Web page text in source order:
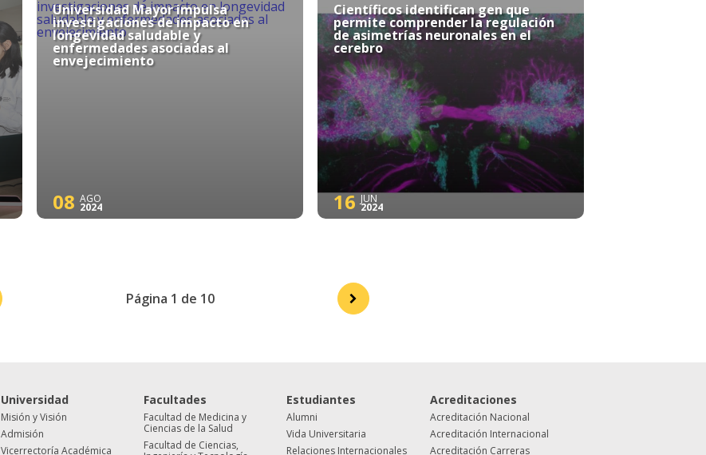
Universidad Mayor impulsa
investigaciones de impacto en
longevidad saludable y
enfermedades asociadas al
envejecimiento
08 AGO
2024
Científicos identifican gen que
permite comprender la regulación
de asimetrías neuronales en el
cerebro
16 JUN
2024
Página 1 de 10
Universidad
Misión y Visión
Admisión
Vicerrectoría Académica
Facultades
Facultad de Medicina y
Ciencias de la Salud
Facultad de Ciencias,
Estudiantes
Alumni
Vida Universitaria
Relaciones Internacionales
Acreditaciones
Acreditación Nacional
Acreditación Internacional
Acreditación Carreras